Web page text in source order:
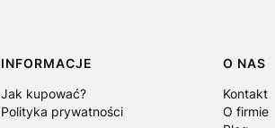
INFORMACJE
Jak kupować?
Polityka prywatności
O NAS
Kontakt
O firmie